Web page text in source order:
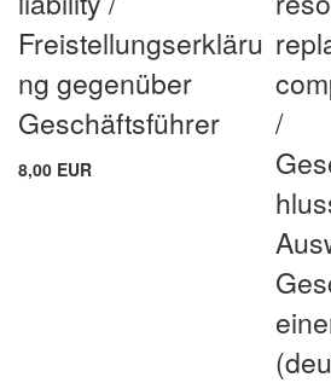
Freistellungserkläru
ng gegenüber
Geschäftsführer
8,00 EUR
/